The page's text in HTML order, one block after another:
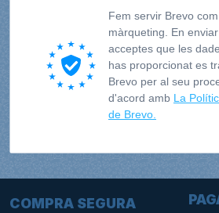
Fem servir Brevo
màrqueting. En
acceptes que les
has proporcionat es
Brevo per al seu
d'acord amb La
de Brevo.
COMPRA SEGURA